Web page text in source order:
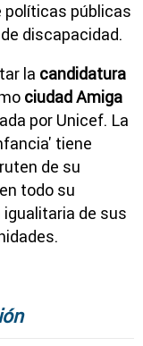
políticas públicas
discapacidad.
la candidatura
ciudad Amiga
por Unicef. La
tiene
de su
todo su
de sus